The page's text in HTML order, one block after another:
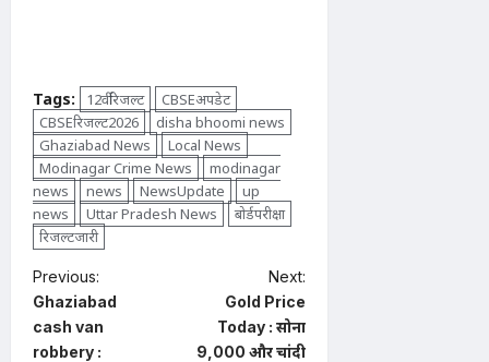
Tags: 12वींरिजल्ट
CBSEअपडेट
CBSEरिजल्ट2026
disha bhoomi news
Ghaziabad News
Local News
Modinagar Crime News
modinagar
news
news NewsUpdate
up
news
Uttar Pradesh News
बोर्डपरीक्षा
रिजल्टजारी
P
o
s
Previous:
Ghaziabad
cash van
robbery :
Next:
Gold Price
Today : सोना
₹9,000 और चांदी